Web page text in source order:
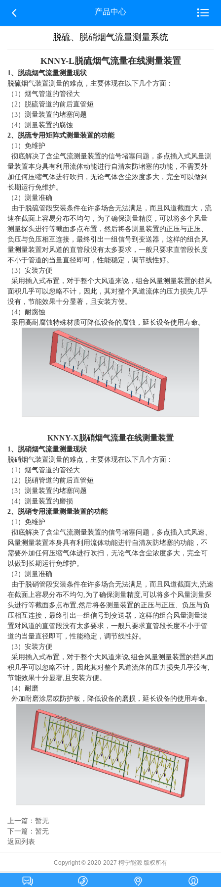
 产品中心 
脱硫、脱硝烟气流量测量系统
KNNY-L脱硫烟气流量在线测量装置
1、脱硫烟气流量测量现状
脱硫烟气装置测量的难点，主要体现在以下几个方面：
（1）烟气管道的管径大
（2）脱硫管道的前后直管短
（3）测量装置的堵塞问题
（4）测量装置的腐蚀
2、脱硫专用矩阵式测量装置的功能
（1）免维护
彻底解决了含尘气流测量装置的信号堵塞问题，多点插入式风量测
量装置本身具有利用流体动能进行自清灰防堵塞的功能，不需要外
加任何压缩气体进行吹扫，无论气体含尘浓度多大，完全可以做到
长期运行免维护。
（2）测量准确
由于脱硫管段安装条件在许多场合无法满足，而且风道截面大，流
速在截面上容易分布不均匀，为了确保测量精度，可以将多个风量
测量探头进行等截面多点布置，然后将各测量装置的正压与正压、
负压与负压相互连接，最终引出一组信号到变送器，这样的组合风
量测量装置对风道的直管段没有太多要求，一般只要求直管段长度
不小于管道的当量直径即可，性能稳定，调节线性好。
（3）安装方便
采用插入式布置，对于整个大风道来说，组合风量测量装置的挡风
面积几乎可以忽略不计，因此，其对整个风道流体的压力损失几乎
没有，节能效果十分显著，且安装方便。
（4）耐腐蚀
采用高耐腐蚀特殊材质可降低设备的腐蚀，延长设备使用寿命。
KNNY-X脱硝烟气流量在线测量装置
1、脱硝烟气流量测量现状
脱硝烟气装置测量的难点，主要体现在以下几个方面：
（1）烟气管道的管径大
（2）脱硝管道的前后直管短
（3）测量装置的堵塞问题
（4）测量装置的磨损
2、脱硝专用流量测量装置的功能
（1）免维护
彻底解决了含尘气流测量装置的信号堵塞问题，多点插入式风速、
风量测量装置本身具有利用流体动能进行自清灰防堵塞的功能，不
需要外加任何压缩气体进行吹扫，无论气体含尘浓度多大，完全可
以做到长期运行免维护。
（2）测量准确
由于脱硝管段安装条件在许多场合无法满足，而且风道截面大,流速
在截面上容易分布不均匀,为了确保测量精度,可以将多个风量测量探
头进行等截面多点布置,然后将各测量装置的正压与正压、负压与负
压相互连接，最终引出一组信号到变送器，这样的组合风量测量装
置对风道的直管段没有太多要求，一般只要求直管段长度不小于管
道的当量直径即可，性能稳定，调节线性好。
（3）安装方便
采用插入式布置，对于整个大风道来说,组合风量测量装置的挡风面
积几乎可以忽略不计，因此其对整个风道流体的压力损失几乎没有,
节能效果十分显著,且安装方便。
（4）耐磨
外加耐磨涂层或防护板，降低设备的磨损，延长设备的使用寿命。
上一篇：暂无
下一篇：暂无
返回列表
Copyright © 2020-2027 柯宁能源 版权所有
   